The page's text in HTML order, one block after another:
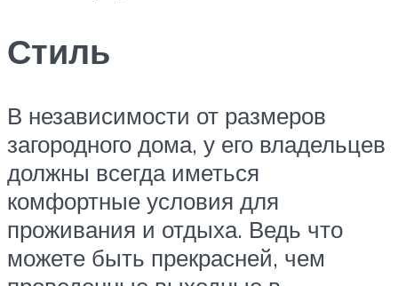
Стиль
В независимости от размеров
загородного дома, у его владельцев
должны всегда иметься
комфортные условия для
проживания и отдыха. Ведь что
можете быть прекрасней, чем